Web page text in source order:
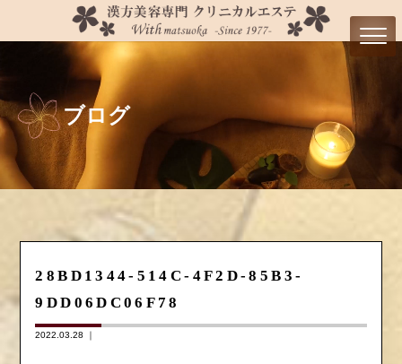
ブログ
28BD1344-514C-4F2D-85B3-
9DD06DC06F78
2022.03.28 ｜